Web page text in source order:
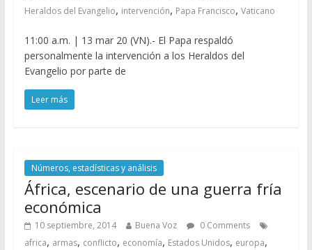
Heraldos del Evangelio, intervención, Papa Francisco, Vaticano
11:00 a.m. | 13 mar 20 (VN).- El Papa respaldó
personalmente la intervención a los Heraldos del
Evangelio por parte de
Leer más
Números, estadísticas y análisis
África, escenario de una guerra fría
económica
10 septiembre, 2014 Buena Voz
0 Comments
africa, armas, conflicto, economía, Estados Unidos, europa,